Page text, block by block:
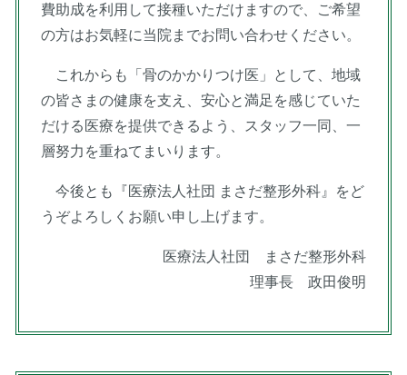
費助成を利用して接種いただけますので、ご希望
の方はお気軽に当院までお問い合わせください。
これからも「骨のかかりつけ医」として、地域
の皆さまの健康を支え、安心と満足を感じていた
だける医療を提供できるよう、スタッフ一同、一
層努力を重ねてまいります。
今後とも『医療法人社団 まさだ整形外科』をど
うぞよろしくお願い申し上げます。
医療法人社団 まさだ整形外科
理事長 政田俊明